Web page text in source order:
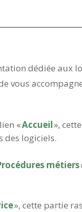
dédiée aux
vous
«Accueil»,
des logiciels.
métiers
», cette partie